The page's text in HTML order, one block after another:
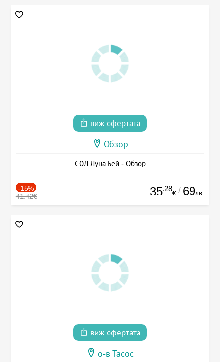
виж офертата
Обзор
СОЛ Луна Бей - Обзор
-15%
41.42€ 35.28
€ / 69лв.
виж офертата
о-в Тасос